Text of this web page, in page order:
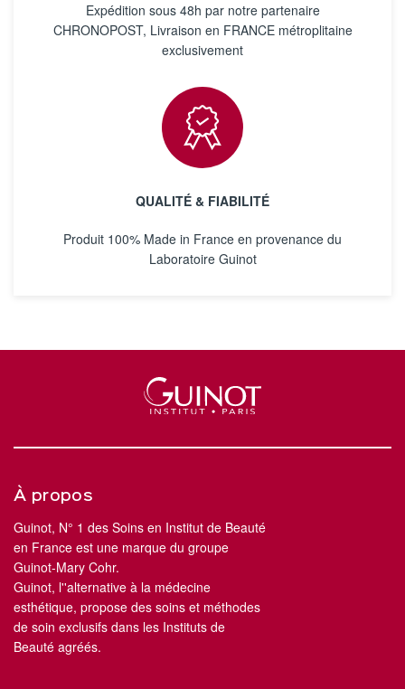
Expédition sous 48h par notre partenaire
CHRONOPOST, Livraison en FRANCE métroplitaine
exclusivement
QUALITÉ & FIABILITÉ
Produit 100% Made in France en provenance du
Laboratoire Guinot
À propos
Guinot, N° 1 des Soins en Institut de Beauté
en France est une marque du groupe
Guinot-Mary Cohr.
Guinot, l''alternative à la médecine
esthétique, propose des soins et méthodes
de soin exclusifs dans les Instituts de
Beauté agréés.